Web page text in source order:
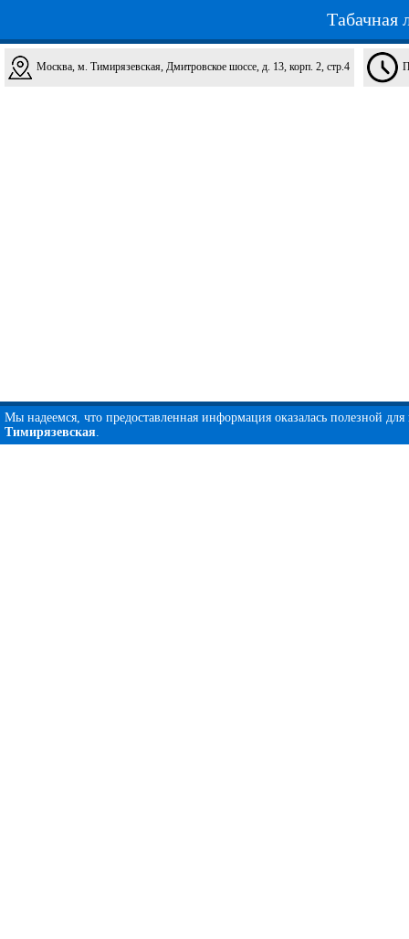
Табачная
Москва, м. Тимирязевская, Дмитровское шоссе, д. 13, корп. 2, стр.4
Мы надеемся, что предоставленная информация оказалась полезной
Тимирязевская.